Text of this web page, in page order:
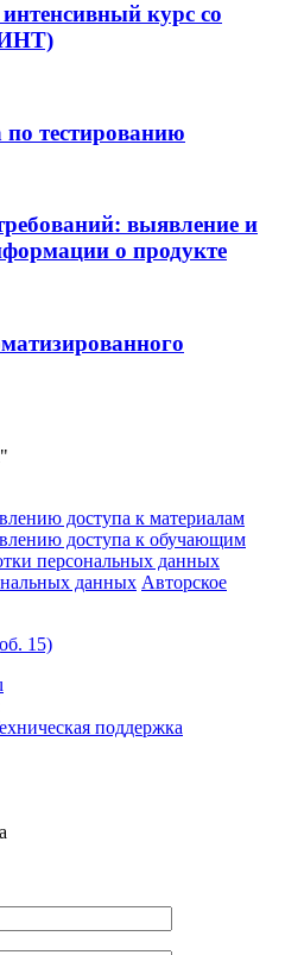
курс со
тестированию
выявление и
о продукте
доступа к материалам
доступа к обучающим
персональных данных
данных Авторское
15)
поддержка